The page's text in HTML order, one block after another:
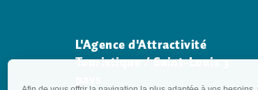
L'Agence d'Attractivité
Touristique / Saint-Louis 3